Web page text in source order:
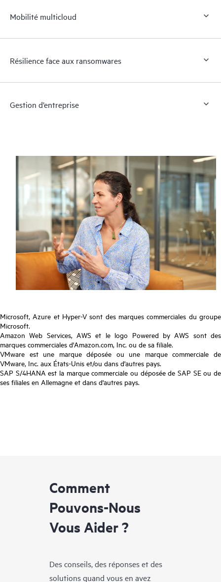
Mobilité multicloud
Résilience face aux ransomwares
Gestion d’entreprise
Microsoft, Azure et Hyper-V sont des marques commerciales du groupe
Microsoft.
Amazon Web Services, AWS et le logo Powered by AWS sont des
marques commerciales d'Amazon.com, Inc. ou de sa filiale.
VMware est une marque déposée ou une marque commerciale de
VMware, Inc. aux États-Unis et/ou dans d'autres pays.
SAP S/4HANA est la marque commerciale ou déposée de SAP SE ou de
ses filiales en Allemagne et dans d'autres pays.
Comment
Pouvons-Nous
Vous Aider ?
Des conseils, des réponses et des
solutions quand vous en avez